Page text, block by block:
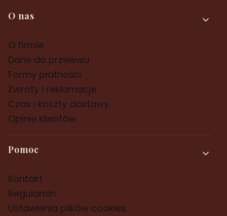
Linki w stopce
O nas
O firmie
Dane do przelewu
Formy płatności
Zwroty i reklamacje
Czas i koszty dostawy
Opinie klientów
Pomoc
Kontakt
Regulamin
Ustawienia plików cookies